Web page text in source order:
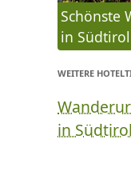
Schönste
in Südtirol
WEITERE
in Südtirol